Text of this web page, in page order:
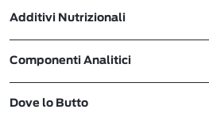
Additivi Nutrizionali
Componenti Analitici
Dove lo Butto